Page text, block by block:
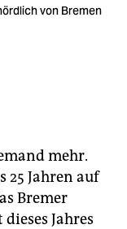
von Bremen
mehr.
25 Jahren auf
Bremer
Jahres